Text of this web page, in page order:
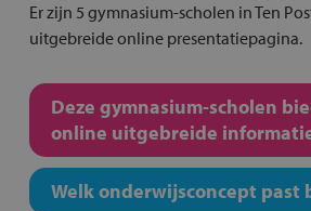
Er zijn 5 gymnasium-scholen in Ten
uitgebreide online presentatiepagina.
Deze gymnasium-scholen
online uitgebreide
Welk onderwijsconcept past